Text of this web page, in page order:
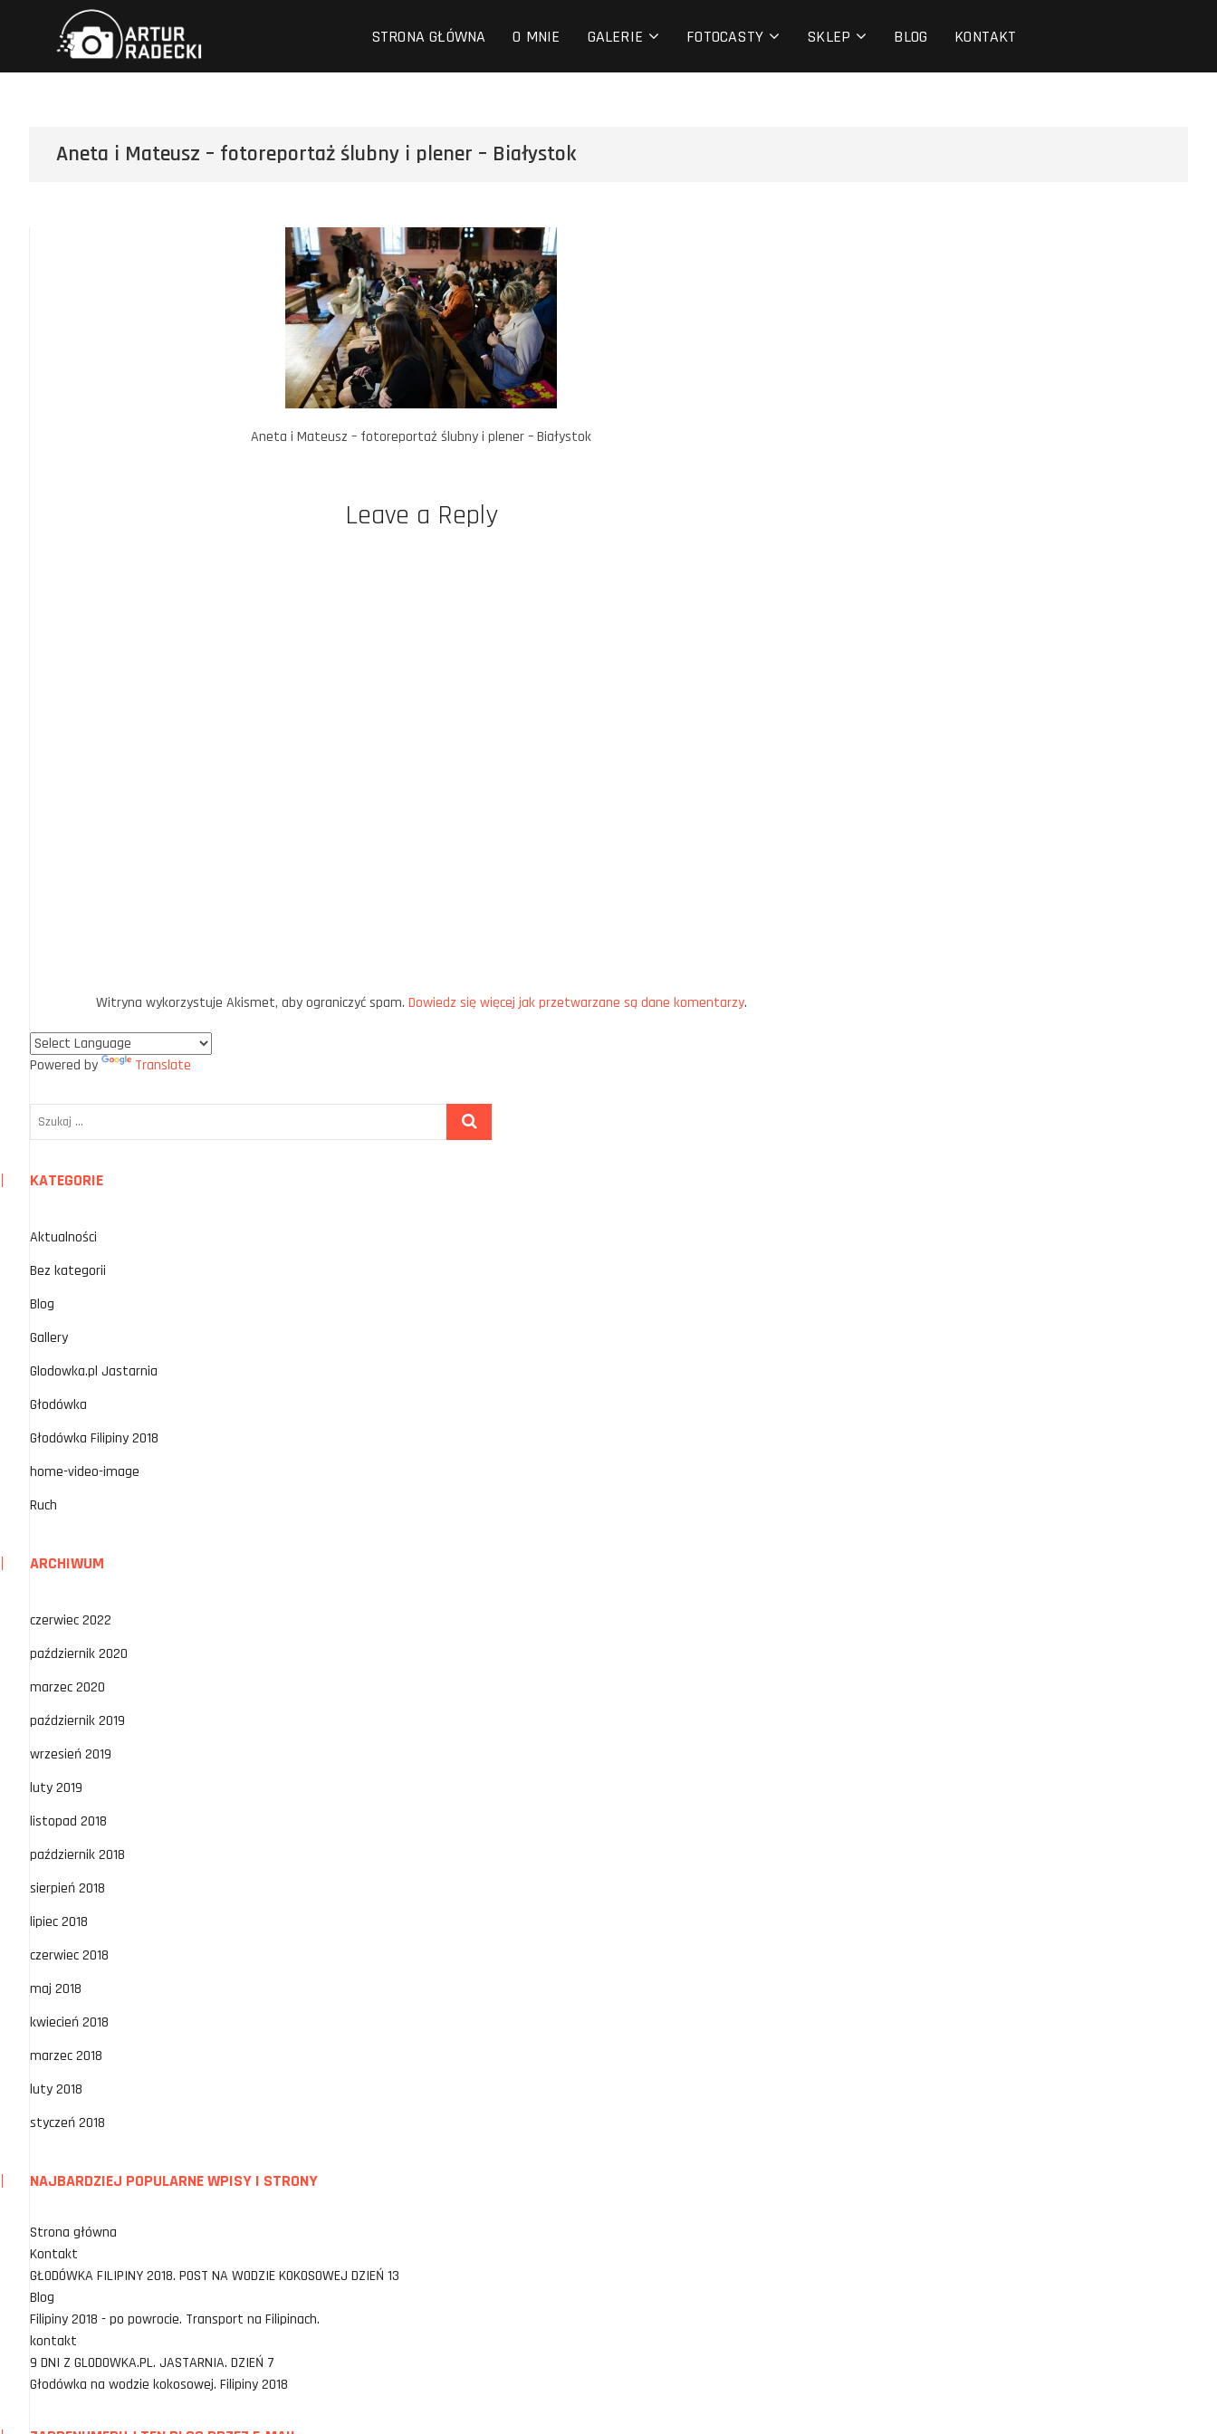
Artur Radecki – fotografia
STRONA GŁÓWNA O MNIE GALERIE FOTOCASTY SKLEP BLOG KONTAKT
Aneta i Mateusz – fotoreportaż ślubny i plener – Białystok
Aneta i Mateusz – fotoreportaż ślubny i plener – Białystok
Leave a Reply
Witryna wykorzystuje Akismet, aby ograniczyć spam. Dowiedz się więcej jak przetwarzane są dane komentarzy.
Powered by Translate
Szukaj
KATEGORIE
Aktualności
Bez kategorii
Blog
Gallery
Glodowka.pl Jastarnia
Głodówka
Głodówka Filipiny 2018
home-video-image
Ruch
ARCHIWUM
czerwiec 2022
październik 2020
marzec 2020
październik 2019
wrzesień 2019
luty 2019
listopad 2018
październik 2018
sierpień 2018
lipiec 2018
czerwiec 2018
maj 2018
kwiecień 2018
marzec 2018
luty 2018
styczeń 2018
NAJBARDZIEJ POPULARNE WPISY I STRONY
Strona główna
Kontakt
GŁODÓWKA FILIPINY 2018. POST NA WODZIE KOKOSOWEJ DZIEŃ 13
Blog
Filipiny 2018 - po powrocie. Transport na Filipinach.
kontakt
9 DNI Z GLODOWKA.PL. JASTARNIA. DZIEŃ 7
Głodówka na wodzie kokosowej. Filipiny 2018